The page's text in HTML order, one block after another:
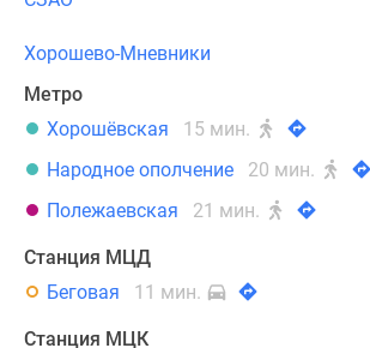
Хорошево-Мневники
Метро
Хорошёвская
15 мин.
Народное ополчение
20 мин.
Полежаевская
21 мин.
Станция МЦД
Беговая
11 мин.
Станция МЦК